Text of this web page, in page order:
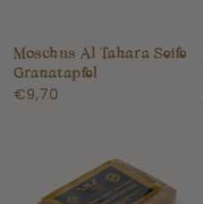
Moschus Al Tahara Seife
Granatapfel
Normaler
€9,70